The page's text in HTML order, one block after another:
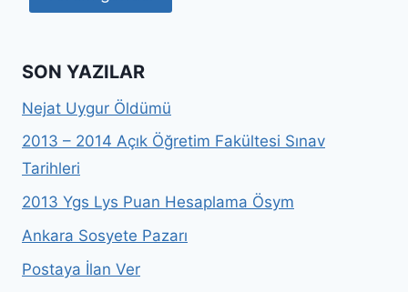
SON YAZILAR
Nejat Uygur Öldümü
2013 – 2014 Açık Öğretim Fakültesi Sınav
Tarihleri
2013 Ygs Lys Puan Hesaplama Ösym
Ankara Sosyete Pazarı
Postaya İlan Ver